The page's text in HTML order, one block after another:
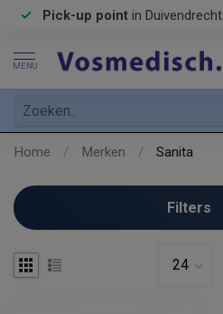
Pick-up point in Duivendrecht
MENU
Home / Merken / Sanita
Filters